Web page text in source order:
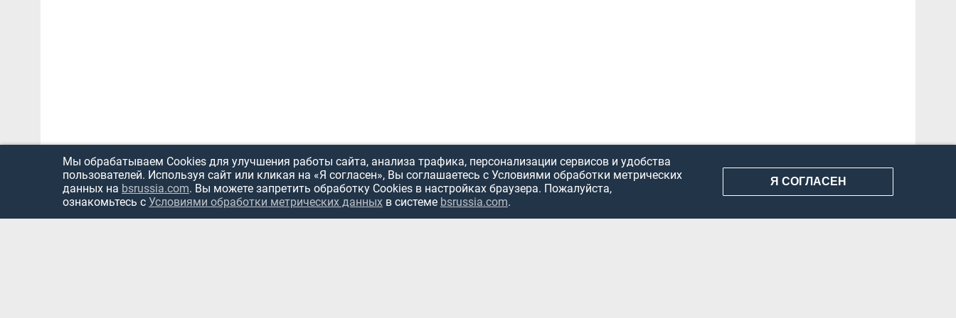
ИСПОЛЬЗОВАНИЕ ИНФОРМАЦИИ КОНФИДЕНЦИАЛЬНОСТЬ
Мы обрабатываем Cookies для улучшения работы сайта, анализа трафика, персонализации сервисов и удобства
пользователей. Используя сайт или кликая на «Я согласен», Вы соглашаетесь с Условиями обработки метрических
данных на bsrussia.com. Вы можете запретить обработку Cookies в настройках браузера. Пожалуйста,
ознакомьтесь с Условиями обработки метрических данных в системе bsrussia.com.
Я СОГЛАСЕН